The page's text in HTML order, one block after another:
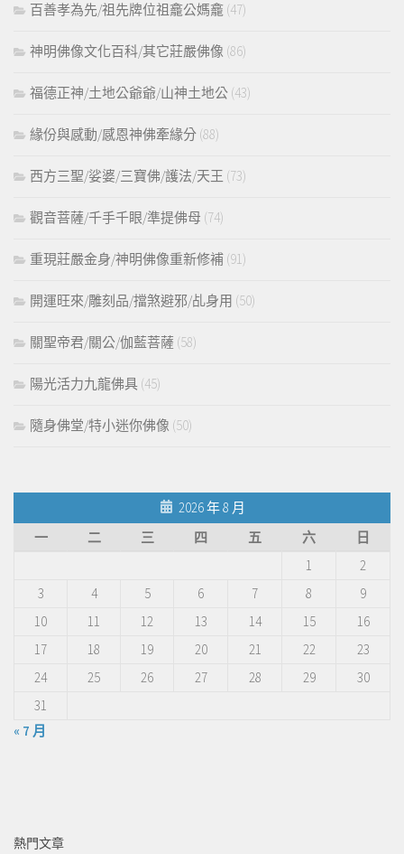
百善孝為先/祖先牌位祖龕公媽龕 (47)
神明佛像文化百科/其它莊嚴佛像 (86)
福德正神/土地公爺爺/山神土地公 (43)
緣份與感動/感恩神佛牽緣分 (88)
西方三聖/娑婆/三寶佛/護法/天王 (73)
觀音菩薩/千手千眼/準提佛母 (74)
重現莊嚴金身/神明佛像重新修補 (91)
開運旺來/雕刻品/擋煞避邪/乩身用 (50)
關聖帝君/關公/伽藍菩薩 (58)
陽光活力九龍佛具 (45)
隨身佛堂/特小迷你佛像 (50)
2026 年 8 月
一
二 三 四 五 六
日
1
2
3
4 5 6 7 8
9
10
11 12 13 14 15
16
17
18 19 20 21 22
23
24
25 26 27 28 29
30
31
« 7 月
熱門文章